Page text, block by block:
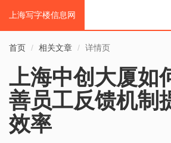
上海写字楼信息网
首页 相关文章 详情页
上海中创大厦如
善员工反馈机制
效率